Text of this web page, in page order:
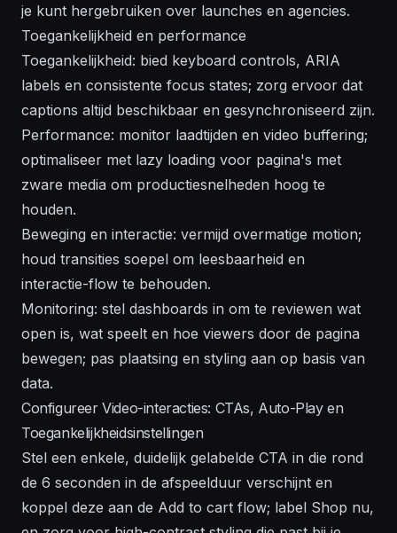
je kunt hergebruiken over launches en agencies.
Toegankelijkheid en performance
Toegankelijkheid: bied keyboard controls, ARIA
labels en consistente focus states; zorg ervoor dat
captions altijd beschikbaar en gesynchroniseerd zijn.
Performance: monitor laadtijden en video buffering;
optimaliseer met lazy loading voor pagina's met
zware media om productiesnelheden hoog te
houden.
Beweging en interactie: vermijd overmatige motion;
houd transities soepel om leesbaarheid en
interactie-flow te behouden.
Monitoring: stel dashboards in om te reviewen wat
open is, wat speelt en hoe viewers door de pagina
bewegen; pas plaatsing en styling aan op basis van
data.
Configureer Video-interacties: CTAs, Auto-Play en
Toegankelijkheidsinstellingen
Stel een enkele, duidelijk gelabelde CTA in die rond
de 6 seconden in de afspeelduur verschijnt en
koppel deze aan de Add to cart flow; label Shop nu,